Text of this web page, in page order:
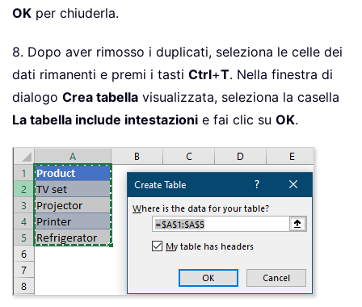
OK per chiuderla.
8. Dopo aver rimosso i duplicati, seleziona le celle dei
dati rimanenti e premi i tasti Ctrl+T. Nella finestra di
dialogo Crea tabella visualizzata, seleziona la casella
La tabella include intestazioni e fai clic su OK.